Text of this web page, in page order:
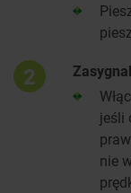
2
jeśli
nie